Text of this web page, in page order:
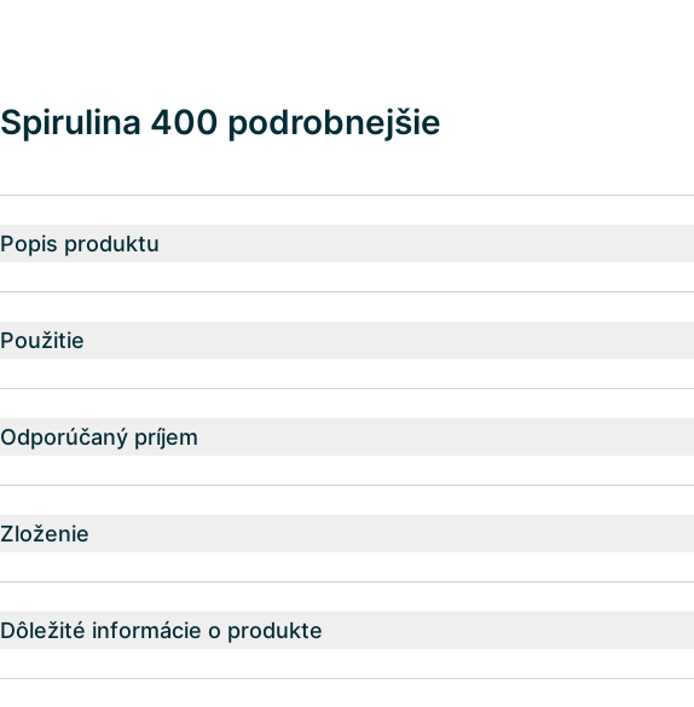
Spirulina 400 podrobnejšie
Popis produktu
Použitie
Odporúčaný príjem
Zloženie
Dôležité informácie o produkte